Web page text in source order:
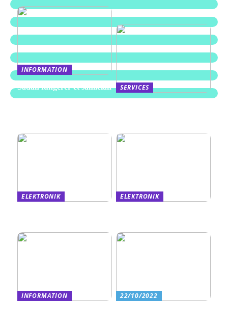
INFORMATION
Sådan fungerer et samlelån SERVICES
ELEKTRONIK ELEKTRONIK
INFORMATION 22/10/2022